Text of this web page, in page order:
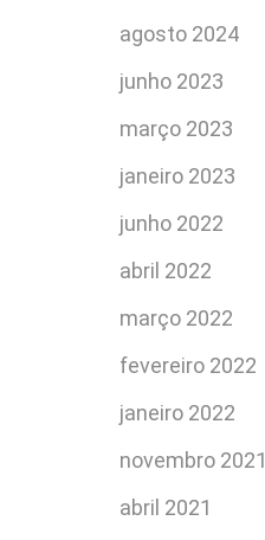
agosto 2024
junho 2023
março 2023
janeiro 2023
junho 2022
abril 2022
março 2022
fevereiro 2022
janeiro 2022
novembro 2021
abril 2021